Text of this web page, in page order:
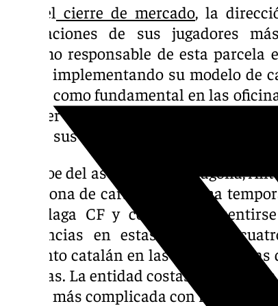
Tras el cierre de mercado, la
renovaciones de sus jugadores
máximo responsable de esta
seguir implementando su modelo de
antoja como fundamental en las
conocer 101 Televisión, el club se
dos de sus máximas promesas: Izan
El héroe del ascenso en Tarragona,
Barcelona de cara a la próxima
el Málaga CF y comienza a
asistencias en estas primeras
conjunto catalán en las últimas
alarmas. La entidad costasoleña
antoja más complicada con respecto a